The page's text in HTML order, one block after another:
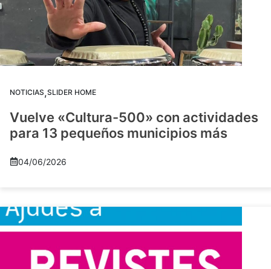
NOTICIAS,SLIDER HOME
Vuelve «Cultura-500» con actividades
para 13 pequeños municipios más
04/06/2026